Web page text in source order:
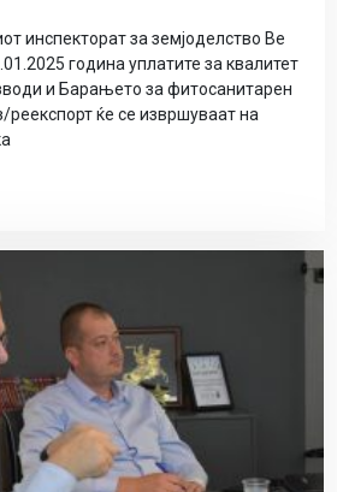
инспекторат за земјоделство Ве
година уплатите за квалитет
и Барањето за фитосанитарен
реекспорт ќе се извршуваат на